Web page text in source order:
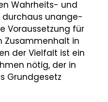
Wahrheits- und
durchaus unange­
Voraussetzung für
Zusammenhalt in
der Vielfalt ist ein
nötig, der in
Grund­gesetz